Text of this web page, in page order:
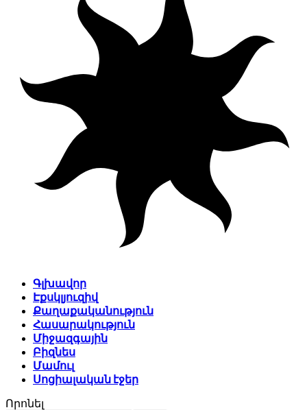
Գլխավոր
Էքսկլյուզիվ
Քաղաքականություն
Հասարակություն
Միջազգային
Բիզնես
Մամուլ
Սոցիալական էջեր
Որոնել